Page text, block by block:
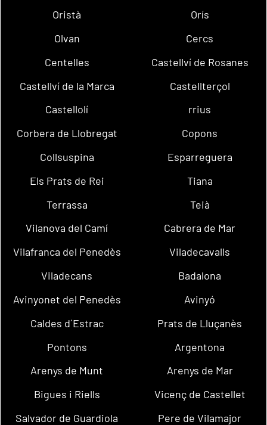
Oristà
Orís
Olvan
Cercs
Centelles
Castellví de Rosanes
Castellví de la Marca
Castellterçol
Castellolí
rrius
Corbera de Llobregat
Copons
Collsuspina
Esparreguera
Els Prats de Rei
Tiana
Terrassa
Teià
Vilanova del Camí
Cabrera de Mar
Vilafranca del Penedès
Viladecavalls
Viladecans
Badalona
Avinyonet del Penedès
Avinyó
Caldes d´Estrac
Prats de Lluçanès
Pontons
Argentona
Arenys de Munt
Arenys de Mar
Bigues i Riells
Vicenç de Castellet
Salvador de Guardiola
Pere de Vilamajor